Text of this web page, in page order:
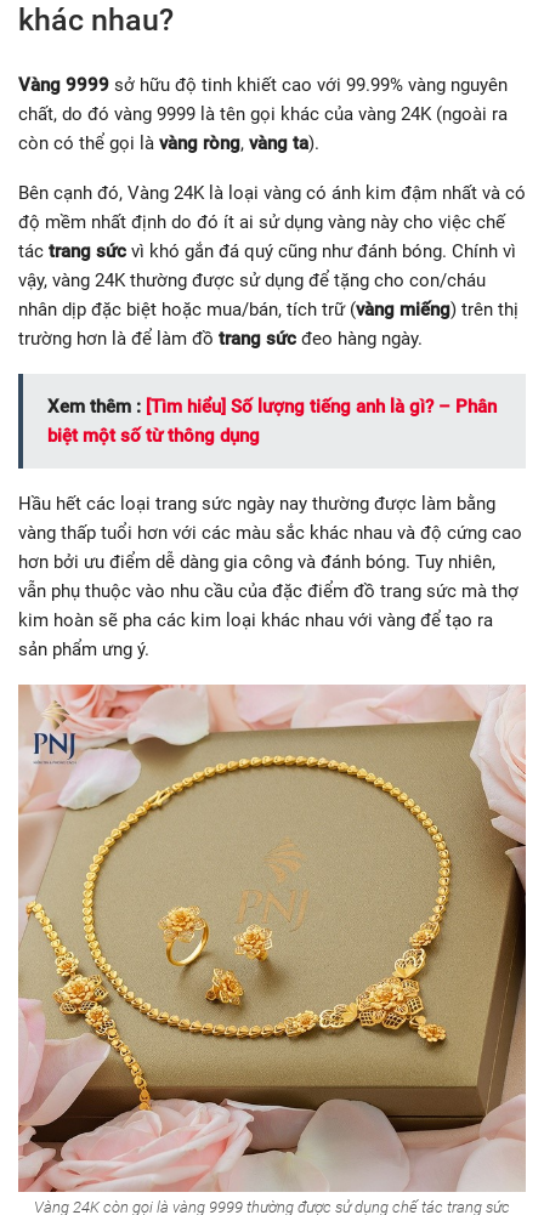
khác nhau?
Vàng 9999 sở hữu độ tinh khiết cao với 99.99% vàng nguyên
chất, do đó vàng 9999 là tên gọi khác của vàng 24K (ngoài ra
còn có thể gọi là vàng ròng, vàng ta).
Bên cạnh đó, Vàng 24K là loại vàng có ánh kim đậm nhất và có
độ mềm nhất định do đó ít ai sử dụng vàng này cho việc chế
tác trang sức vì khó gắn đá quý cũng như đánh bóng. Chính vì
vậy, vàng 24K thường được sử dụng để tặng cho con/cháu
nhân dịp đặc biệt hoặc mua/bán, tích trữ (vàng miếng) trên thị
trường hơn là để làm đồ trang sức đeo hàng ngày.
Xem thêm : [Tìm hiểu] Số lượng tiếng anh là gì? – Phân
biệt một số từ thông dụng
Hầu hết các loại trang sức ngày nay thường được làm bằng
vàng thấp tuổi hơn với các màu sắc khác nhau và độ cứng cao
hơn bởi ưu điểm dễ dàng gia công và đánh bóng. Tuy nhiên,
vẫn phụ thuộc vào nhu cầu của đặc điểm đồ trang sức mà thợ
kim hoàn sẽ pha các kim loại khác nhau với vàng để tạo ra
sản phẩm ưng ý.
Vàng 24K còn gọi là vàng 9999 thường được sử dụng chế tác trang sức